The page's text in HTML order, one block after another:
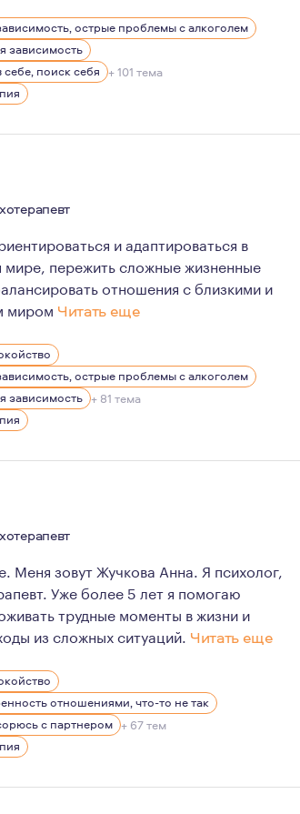
меня интересовала, как способ
может многое изменить, и
психолога: Я эмоционально
про меня-это честность и глубокое
острые проблемы с алкоголем
зависимость
себе, поиск себя + 101 тема
и адаптироваться в
пережить сложные жизненные
отношения с близкими и
миром Читать еще
я искусствовед, куратор
опираюсь на гуманистические и
этических стандартов
острые проблемы с алкоголем
зависимость + 81 тема
Меня зовут Жучкова Анна. Я психолог,
Уже более 5 лет я помогаю
трудные моменты в жизни и
из сложных ситуаций. Читать еще
я пришла в осознанном возрасте.
профессию, люблю учиться и
природу, прогулки и собак. Для меня
отношениями, что-то не так
с партнером + 67 тем